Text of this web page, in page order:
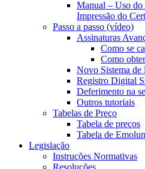
Manual – Uso do
Impressão do
Passo a passo (vídeo)
Assinaturas
Como se
Como
Novo Sistema de
Registro Digital
Deferimento na
Outros tutoriais
Tabelas de Preço
Tabela de preços
Tabela de
Legislação
Instruções Normativas
Resoluções